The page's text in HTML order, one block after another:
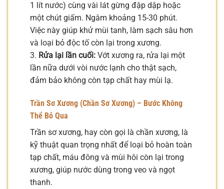
1 lít nước) cùng vài lát gừng đập dập hoặc
một chút giấm. Ngâm khoảng 15-30 phút.
Việc này giúp khử mùi tanh, làm sạch sâu hơn
và loại bỏ độc tố còn lại trong xương.
3. Rửa lại lần cuối: Vớt xương ra, rửa lại một
lần nữa dưới vòi nước lạnh cho thật sạch,
đảm bảo không còn tạp chất hay mùi lạ.
Trần Sơ Xương (Chần Sơ Xương) – Bước Không
Thể Bỏ Qua
Trần sơ xương, hay còn gọi là chần xương, là
kỹ thuật quan trọng nhất để loại bỏ hoàn toàn
tạp chất, máu đông và mùi hôi còn lại trong
xương, giúp nước dùng trong veo và ngọt
thanh.